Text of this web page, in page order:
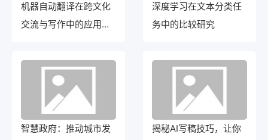
机器自动翻译在跨文化
交流与写作中的应用与
深度学习在文本分类任
务中的比较研究
智慧政府：推动城市发
揭秘AI写稿技巧，让你